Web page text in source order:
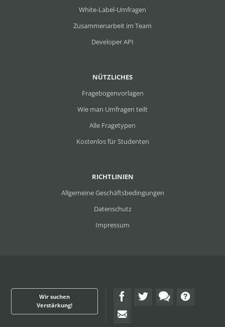
RICHTLINIEN
Allgemeine Geschäftsbedingungen
Datenschutz
Impressum
NÜTZLICHES
Fragebogenvorlagen
Wie man Umfragen teilt
Alle Fragetypen
Kostenlos für Studenten
White-Label-Umfragen
Zusammenarbeit im Team
Developer API
Wir suchen
Verstärkung!